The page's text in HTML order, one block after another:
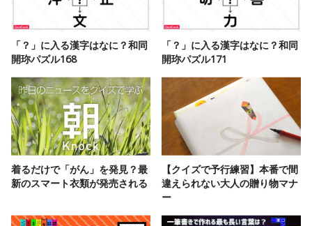
「？」に入る漢字はなに？和同
開珎パズル168
「？」に入る漢字はなに？和同
開珎パズル171
着るだけで「がん」を発見？最
新のスマート衣類が発売される
【クイズで予行練習】本番で間
違えられない大人の贈り物マナ
ー